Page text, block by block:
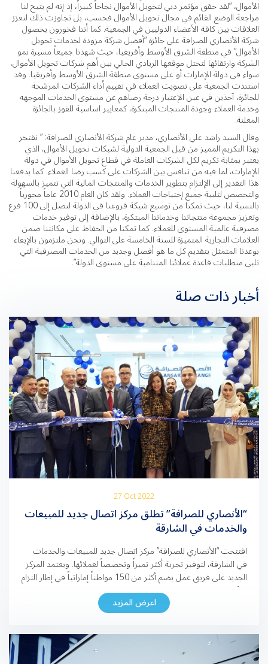
الأموال، “لقد حقق مؤتمر دبي لتحويل الأموال نجاحاً كبيراً، إذ إنه لم يتيح لنا
مراجعة الوضع القائم في مجال تحويل الأموال فحسب، بل تجاوزت ذلك لتعزز
العلاقات بين كافة الأعضاء الدوليين في الجمعية. كما أننا فخورون بحصول
شركة الأنصاري للصرافة على جائزة “أفضل شركة مزودة لخدمات تحويل
الأموال” في منطقة الشرق الأوسط وأفريقيا، حيث شهدنا جميعاً مسيرة نمو
الشركة وارتقائها لتحتل موقعها الريادي الحالي بين أهم شركات تحويل الأموال،
سواء في دولة الإمارات أو على مستوى منطقة الشرق الأوسط وأفريقيا. وقد
استندت الجمعية على تصويت العملاء في تقييم أداء الشركات المرشحة
للجائزة، آخذين في عين الإعتبار درجة رضاهم عن مستوى الخدمات الموجهه
وخدمة العملاء وجودة المنتجات المبتكرة، كمعايير اساسية للفوز بالجائزة
المعلنة.
وقال السيد راشد علي الأنصاري، مدير عام شركة الأنصاري للصرافة: ” نفتخر
بهذا التكريم المميز من قبل الجمعية الدولية لشبكات تحويل الأموال، الذي
يعتبر بمثابة تكريم لكل الشركات العاملة في قطاع تحويل الأموال في دولة
الإمارات، لما فيه من تنافس بين الشركات على كسب رضا العملاء. كما يدفعنا
هذا التقدير إلى الإلتزام بتطوير الخدمات والمنتجات المالية التي تتميز بالسهولة
والتخصص لتلبية جميع إحتياجات العملاء. ولقد كان العام 2010 عاماً محورياً
بالنسبة لنا، حيث تمكنا من توسيع شبكة فروعنا في الدولة لتصل إلى 100 فرع
وتعزيز مجموعة منتجاتنا وخدماتنا المبتكرة، بالإضافة إلى توفير خدمات
مصرفية عالمية المستوى للعملاء. كما تمكنا من الحفاظ على مكانتنا ضمن
العلامات التجارية المتميزة للسنة الخامسة على التوالي. ونحن ملتزمون بالإيفاء
بوعدنا المتمثل بتقديم كل ما هو أفضل وجديد من الخدمات المصرفية التي
تلبي متطلبات قاعدة عملائنا المتنامية على مستوى الدولة”.
أخبار ذات صلة
27 Oct 2022
“الأنصاري للصرافة” تطلق مركز اتصال جديد للمبيعات
والخدمات في الشارقة
افتتحت “الأنصاري للصرافة” مركز اتصال جديد للمبيعات والخدمات
في الشارقة، لتوفير تجربة أكثر تميزاً وتخصصاً لعملائها. ويعتمد المركز
الجديد على فريق عمل يضم أكثر من 150 مواطناً إماراتياً في إطار التزام
“الأنصاري للصرافة” بسياسة التوطين في دولة الإمارات العربية
المتحدة، ودعم وتمكين الكفاءات الوطنية ضمن القطاع الخاص. وافتَتَح
مركز الاتصال الجديد في الشارقة محمد بيطار، نائب […]
اعرض المزيد